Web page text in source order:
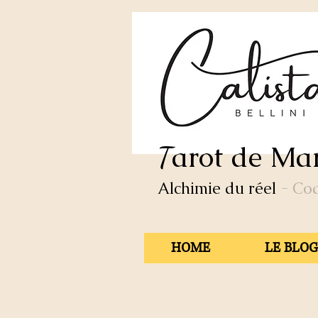
Tarot de
Alchimie du réel -
HOME LE BLOG